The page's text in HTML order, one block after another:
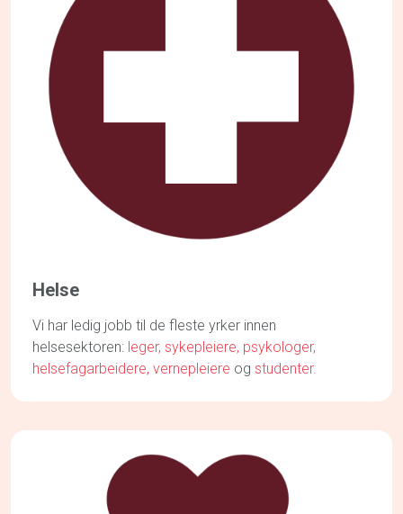
Helse
Vi har ledig jobb til de fleste yrker innen
helsesektoren: leger, sykepleiere, psykologer,
helsefagarbeidere, vernepleiere og studenter.